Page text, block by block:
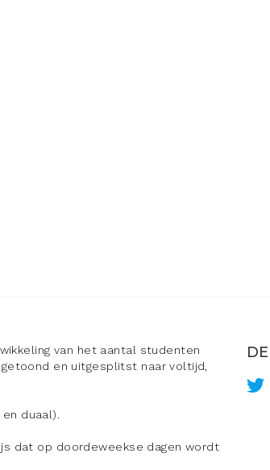
van het aantal studenten
en uitgesplitst naar voltijd,
duaal).
dat op doordeweekse dagen wordt